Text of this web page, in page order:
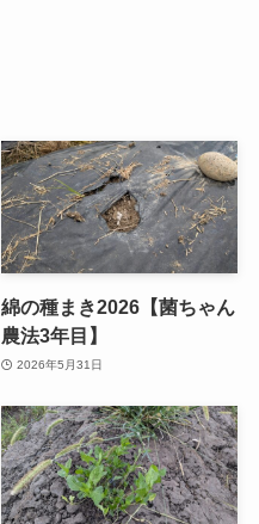
綿の種まき2026【菌ちゃん
農法3年目】
2026年5月31日